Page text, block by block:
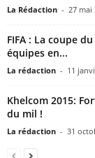
La Rédaction - 27 mai
FIFA : La coupe
équipes en...
La rédaction - 11
Khelcom 2015:
du mil !
La rédaction - 31